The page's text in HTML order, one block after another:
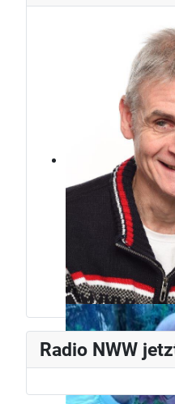
Jürg Weber
Radiomann,
80ern.
Radio NWW